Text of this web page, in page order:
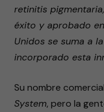
retinitis
éxito y aprobado
Unidos se suma a
incorporado esta
Su nombre
System, pero la